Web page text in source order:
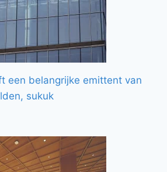
een belangrijke emittent van
sukuk